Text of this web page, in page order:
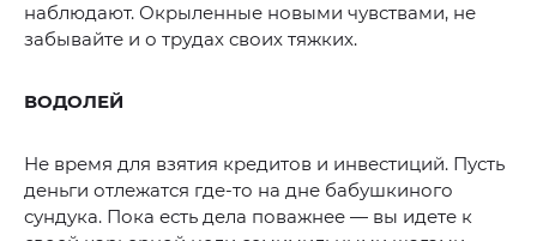
наблюдают. Окрыленные новыми чувствами, не
забывайте и о трудах своих тяжких.
ВОДОЛЕЙ
Не время для взятия кредитов и инвестиций. Пусть
деньги отлежатся где-то на дне бабушкиного
сундука. Пока есть дела поважнее — вы идете к